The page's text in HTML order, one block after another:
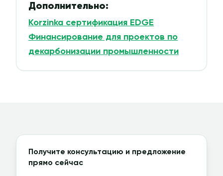
Дополнительно:
Korzinka сертификация EDGE
Финансирование для проектов по
декарбонизации промышленности
Получите консультацию и предложение
прямо сейчас